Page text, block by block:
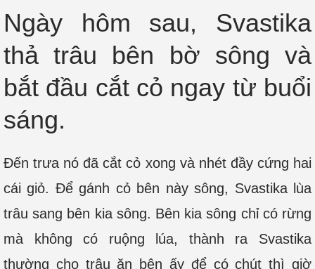
Ngày hôm sau, Svastika
thả trâu bên bờ sông và
bắt đầu cắt cỏ ngay từ buổi
sáng.
Đến trưa nó đã cắt cỏ xong và nhét đầy cứng hai
cái giỏ. Để gánh cỏ bên này sông, Svastika lùa
trâu sang bên kia sông. Bên kia sông chỉ có rừng
mà không có ruộng lúa, thành ra Svastika
thường cho trâu ăn bên ấy để có chút thì giờ